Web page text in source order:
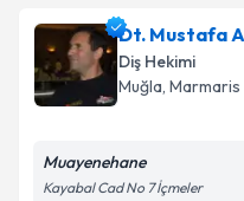
Dt. Hatice İlkhan
oluşturun. Size bu
takvim
Dt. Mustafa
Diş Hekimi
Muğla, Marmaris
Muayenehane
Kayabal Cad No 7 İçmeler